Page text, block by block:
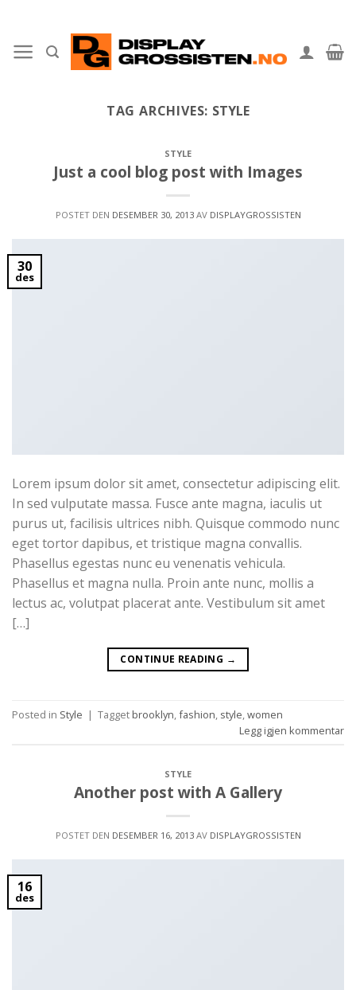
content
TAG ARCHIVES: STYLE
STYLE
Just a cool blog post with Images
POSTET DEN DESEMBER 30, 2013AV DISPLAYGROSSISTEN
30
des
Lorem ipsum dolor sit amet, consectetur adipiscing elit.
In sed vulputate massa. Fusce ante magna, iaculis ut
purus ut, facilisis ultrices nibh. Quisque commodo nunc
eget tortor dapibus, et tristique magna convallis.
Phasellus egestas nunc eu venenatis vehicula.
Phasellus et magna nulla. Proin ante nunc, mollis a
lectus ac, volutpat placerat ante. Vestibulum sit amet
[…]
CONTINUE READING →
Posted in Style | Tagget brooklyn,fashion, style,women
Legg igjen kommentar
STYLE
Another post with A Gallery
POSTET DEN DESEMBER 16, 2013AV DISPLAYGROSSISTEN
16
des